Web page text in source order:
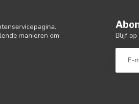
manieren om
Blijf op